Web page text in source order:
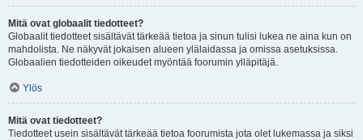
Mitä ovat globaalit tiedotteet?
Globaalit tiedotteet sisältävät tärkeää tietoa ja sinun tulisi lukea ne aina kun on
mahdolista. Ne näkyvät jokaisen alueen ylälaidassa ja omissa asetuksissa.
Globaalien tiedotteiden oikeudet myöntää foorumin ylläpitäjä.
Ylös
Mitä ovat tiedotteet?
Tiedotteet usein sisältävät tärkeää tietoa foorumista jota olet lukemassa ja siksi